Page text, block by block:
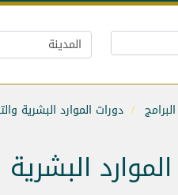
البرامج دورات الموارد البشرية